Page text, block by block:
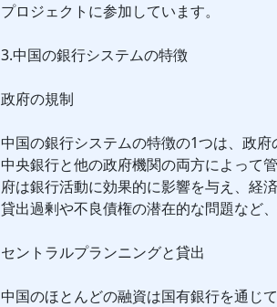
プロジェクトに参加しています。
3.中国の銀行システムの特徴
政府の規制
中国の銀行システムの特徴の1つは、政府
中央銀行と他の政府機関の両方によって
府は銀行活動に効果的に影響を与え、経
貸出過剰や不良債権の潜在的な問題など
セントラルプランニングと貸出
中国のほとんどの融資は国有銀行を通じ